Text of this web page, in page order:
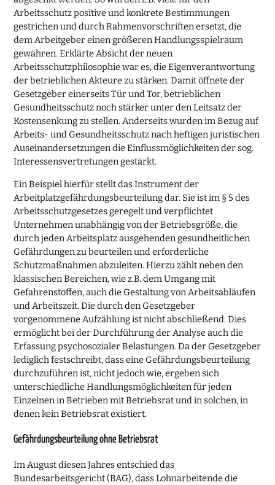
Arbeitsschutz positive und konkrete Bestimmungen
gestrichen und durch Rahmenvorschriften ersetzt, die
dem Arbeitgeber einen größeren Handlungsspielraum
gewähren. Erklärte Absicht der neuen
Arbeitsschutzphilosophie war es, die Eigenverantwortung
der betrieblichen Akteure zu stärken. Damit öffnete der
Gesetzgeber einerseits Tür und Tor, betrieblichen
Gesundheitsschutz noch stärker unter den Leitsatz der
Kostensenkung zu stellen. Anderseits wurden im Bezug auf
Arbeits- und Gesundheitsschutz nach heftigen juristischen
Auseinandersetzungen die Einflussmöglichkeiten der sog.
Interessensvertretungen gestärkt.
Ein Beispiel hierfür stellt das Instrument der
Arbeitplatzgefährdungsbeurteilung dar. Sie ist im § 5 des
Arbeitsschutzgesetzes geregelt und verpflichtet
Unternehmen unabhängig von der Betriebsgröße, die
durch jeden Arbeitsplatz ausgehenden gesundheitlichen
Gefährdungen zu beurteilen und erforderliche
Schutzmaßnahmen abzuleiten. Hierzu zählt neben den
klassischen Bereichen, wie z.B. dem Umgang mit
Gefahrenstoffen, auch die Gestaltung von Arbeitsabläufen
und Arbeitszeit. Die durch den Gesetzgeber
vorgenommene Aufzählung ist nicht abschließend. Dies
ermöglicht bei der Durchführung der Analyse auch die
Erfassung psychosozialer Belastungen. Da der Gesetzgeber
lediglich festschreibt, dass eine Gefährdungsbeurteilung
durchzuführen ist, nicht jedoch wie, ergeben sich
unterschiedliche Handlungsmöglichkeiten für jeden
Einzelnen in Betrieben mit Betriebsrat und in solchen, in
denen kein Betriebsrat existiert.
Gefährdungsbeurteilung ohne Betriebsrat
Im August diesen Jahres entschied das
Bundesarbeitsgericht (BAG), dass Lohnarbeitende die